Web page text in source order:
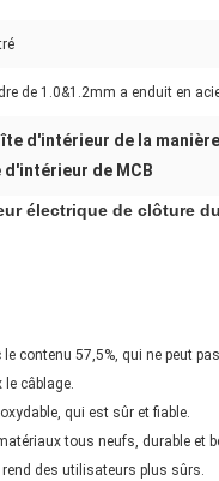
de 1.0&1.2mm a enduit en
d'intérieur de la
d'intérieur de MCB
électrique de clôture
contenu 57,5%, qui ne peut
câblage.
qui est sûr et fiable.
tous neufs, durable et
des utilisateurs plus sûrs.